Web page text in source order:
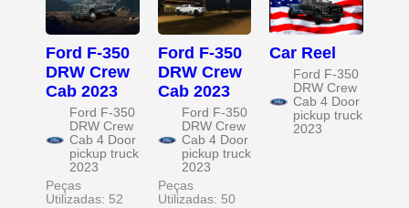
Ford F-350
DRW Crew
Cab 2023
Ford F-350
DRW Crew
Cab 4 Door
pickup truck
2023
Peças
Utilizadas: 52
Ford F-350
DRW Crew
Cab 2023
Ford F-350
DRW Crew
Cab 4 Door
pickup truck
2023
Peças
Utilizadas: 50
Car Reel
Ford F-350
DRW Crew
Cab 4 Door
pickup truck
2023